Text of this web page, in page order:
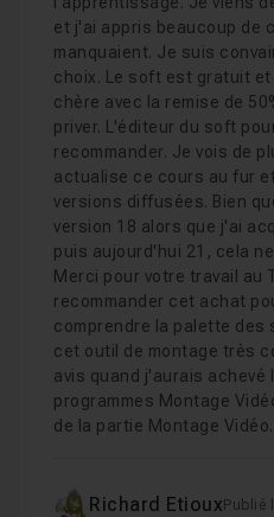
et j'ai appris beaucoup de
manquaient. Je suis
choix. Le soft est gratuit
chère avec la remise de
priver. L'éditeur du soft
recommander. Je vois de
actualise ce cours au fur
versions diffusées. Bien
version 18 alors que j'ai
puis aujourd'hui 21, cela
Merci pour votre travail au
recommander cet achat
comprendre la palette des
cet outil de montage très
avis quand j'aurais achevé
programmes Montage
de la partie Montage Vidéo.
Richard Etioux Publié